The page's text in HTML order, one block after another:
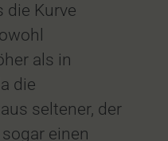
die Kurve
als in
die
seltener, der
einen